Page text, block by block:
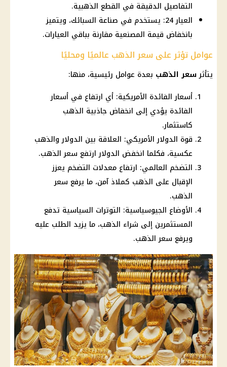
التفاصيل الدقيقة في القطع الذهبية.
العيار 24: يستخدم في صناعة السبائك، ويتميز
بانخفاض قيمة المصنعية مقارنة بباقي العيارات.
عوامل تؤثر على سعر الذهب عالميًا ومحليًا
يتأثرسعر الذهب بعدة عوامل رئيسية، منها:
أسعار الفائدة الأمريكية: أي ارتفاع في أسعار
الفائدة يؤدي إلى انخفاض جاذبية الذهب
كاستثمار.
قوة الدولار الأمريكي: العلاقة بين الدولار والذهب
عكسية، فكلما انخفض الدولار ارتفع سعر الذهب.
التضخم العالمي: ارتفاع معدلات التضخم يعزز
الإقبال على الذهب كملاذ آمن، ما يرفع سعر
الذهب.
الأوضاع الجيوسياسية: التوترات السياسية تدفع
المستثمرين إلى شراء الذهب، ما يزيد الطلب عليه
ويرفع سعر الذهب.